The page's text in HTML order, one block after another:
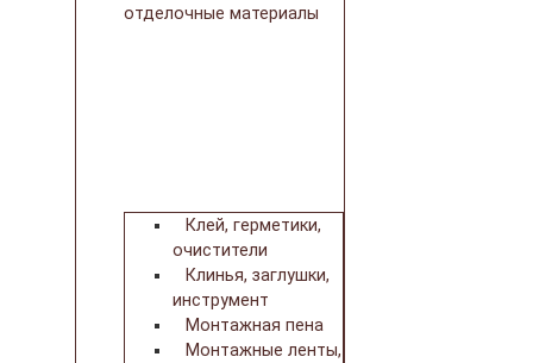
отделочные материалы
Клей, герметики,
очистители
Клинья, заглушки,
инструмент
Монтажная пена
Монтажные ленты,